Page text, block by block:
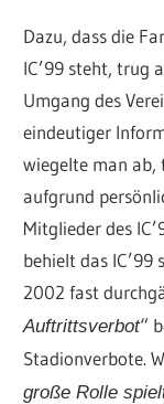
Dazu, dass die
IC’99 steht, trug
Umgang des
eindeutiger
wiegelte man ab,
aufgrund
Mitglieder des
behielt das
2002 fast
Auftrittsverbot“
Stadionverbote.
große Rolle